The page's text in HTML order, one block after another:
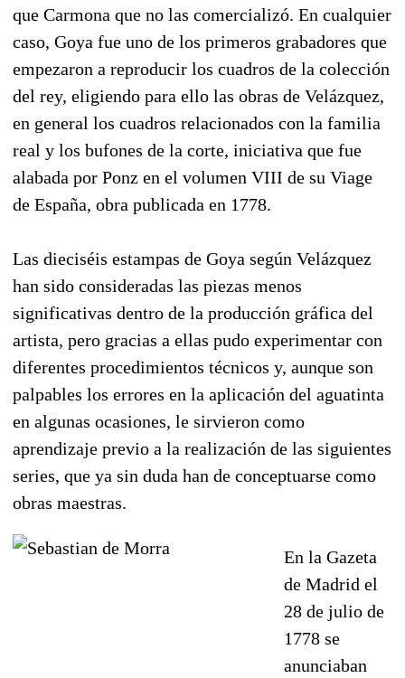
que Carmona que no las comercializó. En cualquier
caso, Goya fue uno de los primeros grabadores que
empezaron a reproducir los cuadros de la colección
del rey, eligiendo para ello las obras de Velázquez,
en general los cuadros relacionados con la familia
real y los bufones de la corte, iniciativa que fue
alabada por Ponz en el volumen VIII de su Viage
de España, obra publicada en 1778.
Las dieciséis estampas de Goya según Velázquez
han sido consideradas las piezas menos
significativas dentro de la producción gráfica del
artista, pero gracias a ellas pudo experimentar con
diferentes procedimientos técnicos y, aunque son
palpables los errores en la aplicación del aguatinta
en algunas ocasiones, le sirvieron como
aprendizaje previo a la realización de las siguientes
series, que ya sin duda han de conceptuarse como
obras maestras.
En la Gazeta
de Madrid el
28 de julio de
1778 se
anunciaban